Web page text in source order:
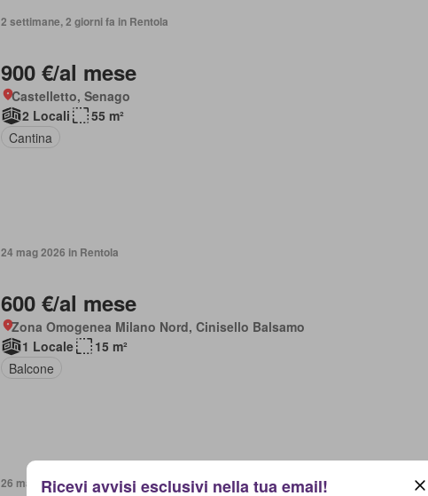
2 settimane, 2 giorni fa in Rentola
900 €/al mese
Castelletto, Senago
2 Locali
55 m²
Cantina
24 mag 2026 in Rentola
600 €/al mese
Zona Omogenea Milano Nord, Cinisello Balsamo
1 Locale
15 m²
Balcone
26 mar 2026 in Rentola